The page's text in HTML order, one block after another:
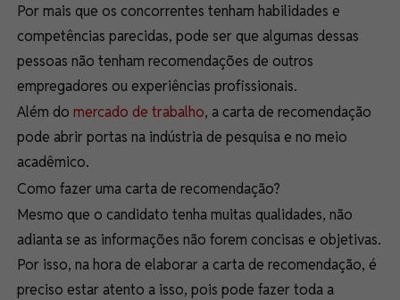
Por mais que os concorrentes tenham habilidades e
competências parecidas, pode ser que algumas dessas
pessoas não tenham recomendações de outros
empregadores ou experiências profissionais.
Além do mercado de trabalho, a carta de recomendação
pode abrir portas na indústria de pesquisa e no meio
acadêmico.
Como fazer uma carta de recomendação?
Mesmo que o candidato tenha muitas qualidades, não
adianta se as informações não forem concisas e objetivas.
Por isso, na hora de elaborar a carta de recomendação, é
preciso estar atento a isso, pois pode fazer toda a